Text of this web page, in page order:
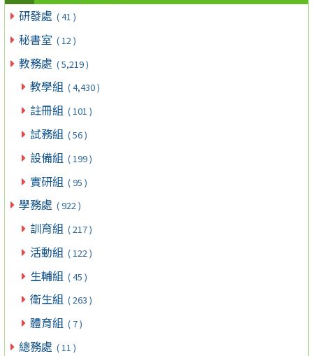
研發處 ( 41 )
秘書室 ( 12 )
教務處 ( 5,219 )
教學組 ( 4,430 )
註冊組 ( 101 )
試務組 ( 56 )
設備組 ( 199 )
實研組 ( 95 )
學務處 ( 922 )
訓育組 ( 217 )
活動組 ( 122 )
生輔組 ( 45 )
衛生組 ( 263 )
體育組 ( 7 )
總務處 ( 11 )